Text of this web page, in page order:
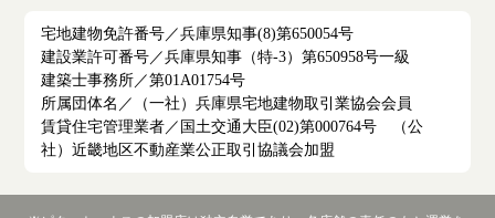
宅地建物免許番号／兵庫県知事(8)第650054号
建設業許可番号／兵庫県知事（特-3）第650958号一級
建築士事務所／第01A01754号
所属団体名／（一社）兵庫県宅地建物取引業協会会員
賃貸住宅管理業者／国土交通大臣(02)第000764号 （公
社）近畿地区不動産業公正取引協議会加盟